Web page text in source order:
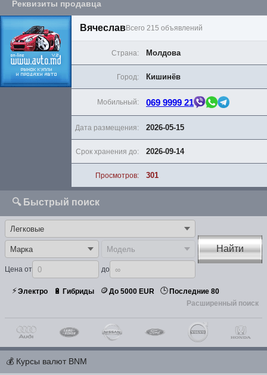
Реквизиты продавца
ВячеславВсего 215 объявлений
Страна: Молдова
Дата размещения: 2026-05-15
Город: Кишинёв
Срок хранения до: 2026-09-14
Мобильный: 069 9999 21
Просмотров: 301
🔍 Быстрый поиск
Цена от до
Найти
⚡Электро 🔋 Гибриды 🪙 До 5000 EUR 🕒 Последние 80
Расширенный поиск
💰 Курсы валют BNM